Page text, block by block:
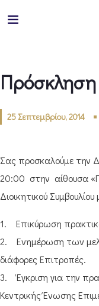
25 Σεπτεμβρίου, 2014
Σας προσκαλούμε την
20:00 στην αίθουσα
Διοικητικού
1. Επικύρωση
2. Ενημέρωση των
διάφορες Επιτροπές.
3. Έγκριση για την
Κεντρικής Ένωσης